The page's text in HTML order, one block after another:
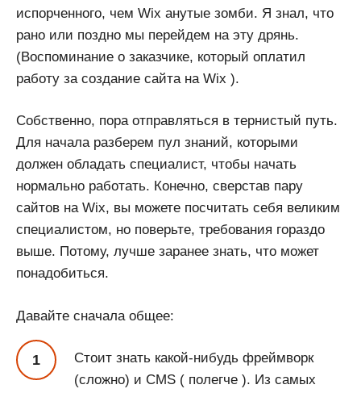
испорченного, чем Wix анутые зомби. Я знал, что
рано или поздно мы перейдем на эту дрянь.
(Воспоминание о заказчике, который оплатил
работу за создание сайта на Wix ).
Собственно, пора отправляться в тернистый путь.
Для начала разберем пул знаний, которыми
должен обладать специалист, чтобы начать
нормально работать. Конечно, сверстав пару
сайтов на Wix, вы можете посчитать себя великим
специалистом, но поверьте, требования гораздо
выше. Потому, лучше заранее знать, что может
понадобиться.
Давайте сначала общее:
Стоит знать какой-нибудь фреймворк
(сложно) и CMS ( полегче ). Из самых